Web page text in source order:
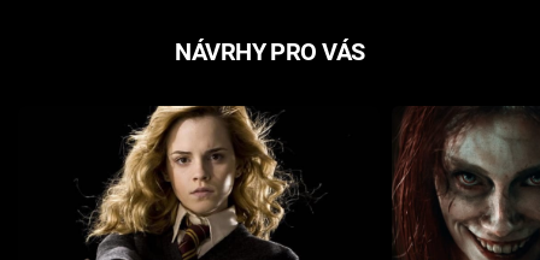
NÁVRHY PRO VÁS